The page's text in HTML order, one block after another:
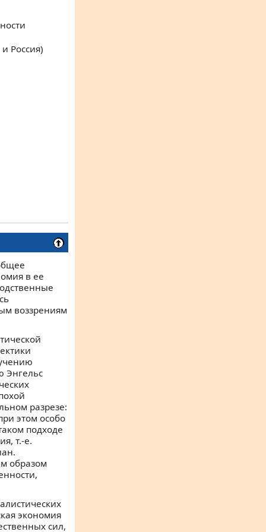
Россия)
в ее
воззрениям
Энгельс
разрезе:
этом особо
подходе
т.-е.
образом
экономия
сил,